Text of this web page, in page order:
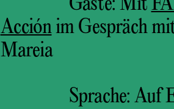
Gäste: Mit
Acciónim Gespräch
Mareia
Sprache: Auf